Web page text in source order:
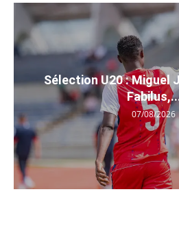
Sélection U20 : Miguel
07/08/2026